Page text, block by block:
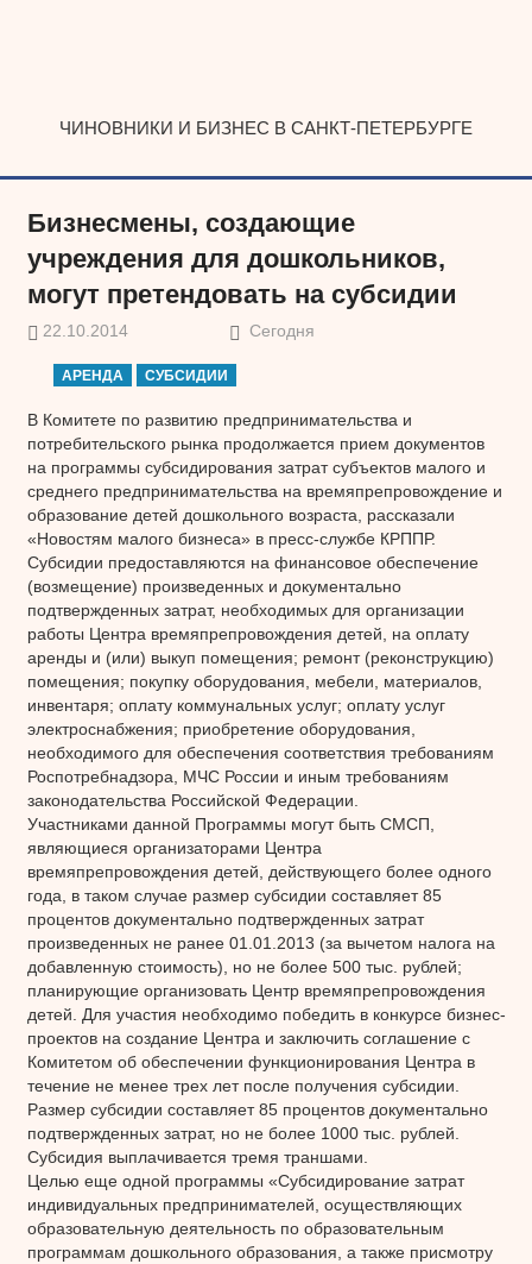
ЧИНОВНИКИ И БИЗНЕС В САНКТ-ПЕТЕРБУРГЕ
Бизнесмены, создающие
учреждения для дошкольников,
могут претендовать на субсидии
22.10.2014 Сегодня
АРЕНДА СУБСИДИИ
В Комитете по развитию предпринимательства и
потребительского рынка продолжается прием документов
на программы субсидирования затрат субъектов малого и
среднего предпринимательства на времяпрепровождение и
образование детей дошкольного возраста, рассказали
«Новостям малого бизнеса» в пресс-службе КРППР.
Субсидии предоставляются на финансовое обеспечение
(возмещение) произведенных и документально
подтвержденных затрат, необходимых для организации
работы Центра времяпрепровождения детей, на оплату
аренды и (или) выкуп помещения; ремонт (реконструкцию)
помещения; покупку оборудования, мебели, материалов,
инвентаря; оплату коммунальных услуг; оплату услуг
электроснабжения; приобретение оборудования,
необходимого для обеспечения соответствия требованиям
Роспотребнадзора, МЧС России и иным требованиям
законодательства Российской Федерации.
Участниками данной Программы могут быть СМСП,
являющиеся организаторами Центра
времяпрепровождения детей, действующего более одного
года, в таком случае размер субсидии составляет 85
процентов документально подтвержденных затрат
произведенных не ранее 01.01.2013 (за вычетом налога на
добавленную стоимость), но не более 500 тыс. рублей;
планирующие организовать Центр времяпрепровождения
детей. Для участия необходимо победить в конкурсе бизнес-
проектов на создание Центра и заключить соглашение с
Комитетом об обеспечении функционирования Центра в
течение не менее трех лет после получения субсидии.
Размер субсидии составляет 85 процентов документально
подтвержденных затрат, но не более 1000 тыс. рублей.
Субсидия выплачивается тремя траншами.
Целью еще одной программы «Субсидирование затрат
индивидуальных предпринимателей, осуществляющих
образовательную деятельность по образовательным
программам дошкольного образования, а также присмотру